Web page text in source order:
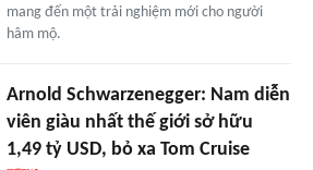
mang đến một trải nghiệm mới cho người
hâm mộ.
Arnold Schwarzenegger: Nam diễn
viên giàu nhất thế giới sở hữu
1,49 tỷ USD, bỏ xa Tom Cruise